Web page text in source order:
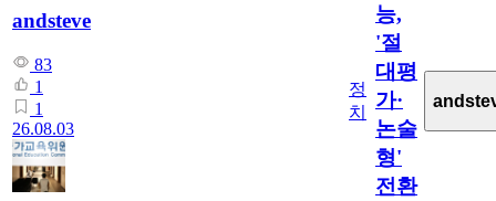
andsteve
83
1
1
26.08.03
정
치
능,
'절
대평
가·
논술
형'
전환